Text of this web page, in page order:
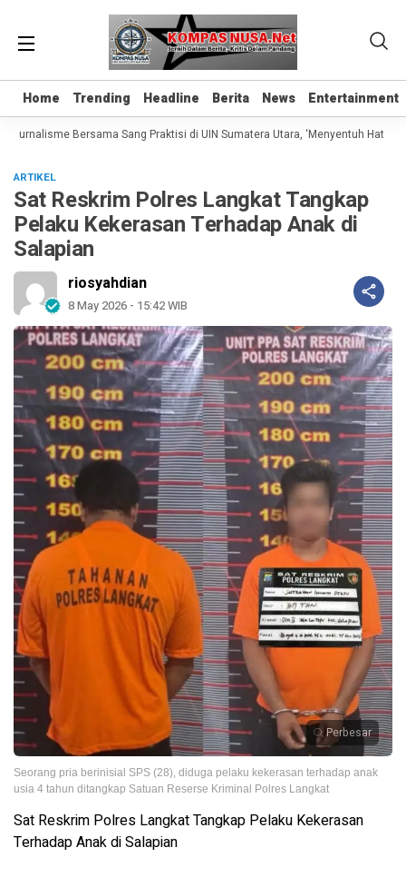
Home Trending Headline Berita News Entertainment
Home Trending Headline Berita News Entertainment
Bersama Sang Praktisi di UIN Sumatera Utara, ‘Menyentuh Hati Lewat
ARTIKEL
Sat Reskrim Polres Langkat Tangkap
Pelaku Kekerasan Terhadap Anak di
Salapian
riosyahdian
8 May 2026 - 15:42 WIB
Perbesar
Seorang pria berinisial SPS (28), diduga pelaku kekerasan terhadap anak
usia 4 tahun ditangkap Satuan Reserse Kriminal Polres Langkat
Sat Reskrim Polres Langkat Tangkap Pelaku Kekerasan
Terhadap Anak di Salapian